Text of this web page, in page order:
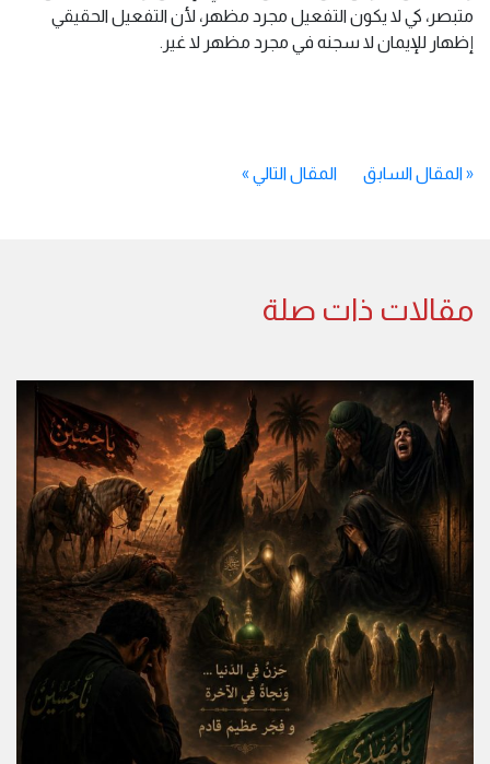
متبصر، كي لا يكون التفعيل مجرد مظهر، لأن التفعيل الحقيقي
إظهار للإيمان لا سجنه في مجرد مظهر لا غير.
«المقال السابق المقال التالي »
مقالات ذات صلة